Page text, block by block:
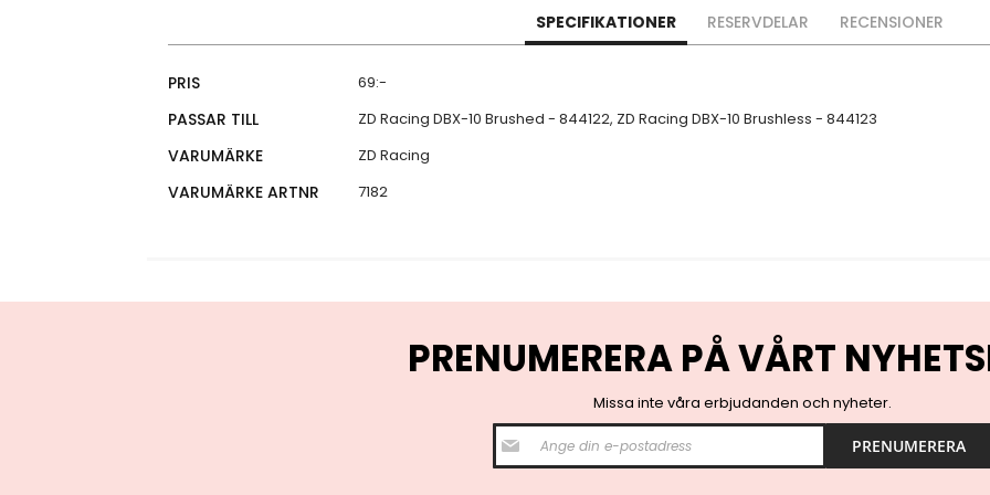
SPECIFIKATIONER
Specifikationer
PRIS 69:-
PASSAR TILL ZD Racing DBX-10 Brushed - 844122, ZD Racing DBX-10 Brushless - 844123
VARUMÄRKE ZD Racing
VARUMÄRKE ARTNR 7182
RESERVDELAR RECENSIONER
PRENUMERERA PÅ VÅRT
Missa inte våra erbjudanden och nyheter.
S
i
g
PRENUMERERA